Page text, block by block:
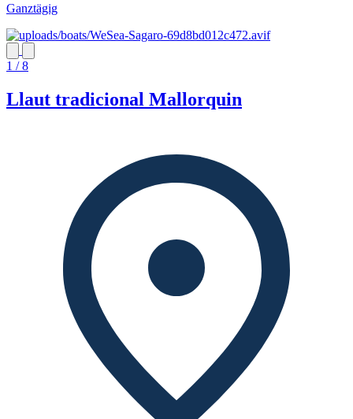
Ganztägig
1 / 8
Llaut tradicional Mallorquin